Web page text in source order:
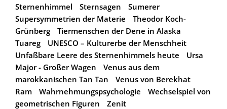
Sternenhimmel
Sternsagen
Sumerer
Supersymmetrien der Materie
Theodor Koch-
Grünberg
Tiermenschen der Dene in Alaska
Tuareg
UNESCO – Kulturerbe der Menschheit
Unfaßbare Leere des Sternenhimmels heute
Ursa
Major - Großer Wagen
Venus aus dem
marokkanischen Tan Tan
Venus von Berekhat
Ram
Wahrnehmungspsychologie
Wechselspiel von
geometrischen Figuren
Zenit